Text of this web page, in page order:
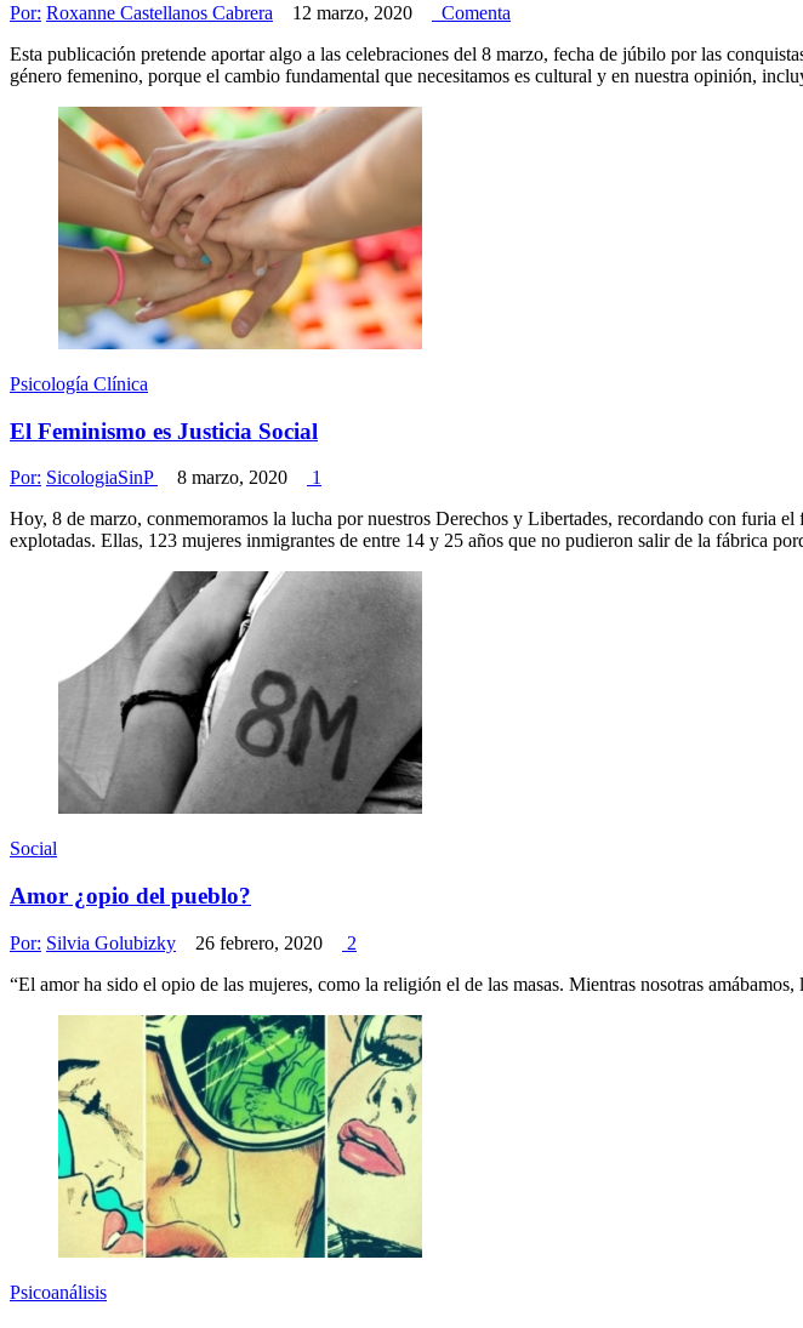
Por: Roxanne Castellanos Cabrera 12 marzo, 2020
Comenta
Esta publicación pretende aportar algo a las celebraciones del 8 marzo, fecha de júbilo por las
género femenino, porque el cambio fundamental que necesitamos es cultural y en nuestra opinión,
Psicología Clínica
El Feminismo es Justicia Social
Por: SicologiaSinP 8 marzo, 2020
1
Hoy, 8 de marzo, conmemoramos la lucha por nuestros Derechos y Libertades, recordando con furia
explotadas. Ellas, 123 mujeres inmigrantes de entre 14 y 25 años que no pudieron salir de la fábrica
Social
Amor ¿opio del pueblo?
Por: Silvia Golubizky 26 febrero, 2020
2
“El amor ha sido el opio de las mujeres, como la religión el de las masas.
Psicoanálisis